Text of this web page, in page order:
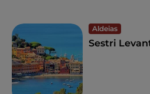
Aldeias
Sestri